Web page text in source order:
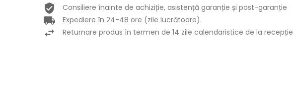
Consiliere înainte de achiziție, asistență garanție și post-garanție
Expediere în 24-48 ore (zile lucrătoare).
Returnare produs în termen de 14 zile calendaristice de la